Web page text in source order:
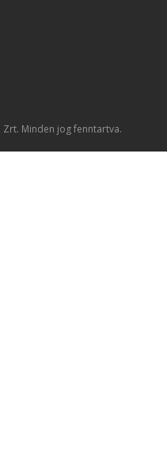
Minden jog fenntartva.